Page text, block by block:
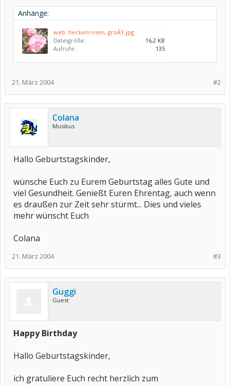
Anhänge:
web. heckenrosen, groÃŸ.jpg
Dateigröße:
16,2 KB
Aufrufe:
135
#2
21. März 2004
Colana
Musikus
Hallo Geburtstagskinder,
wünsche Euch zu Eurem Geburtstag alles Gute und
viel Gesundheit. Genießt Euren Ehrentag, auch wenn
es draußen zur Zeit sehr stürmt... Dies und vieles
mehr wünscht Euch
Colana
#3
21. März 2004
Guggi
Guest
Happy Birthday
Hallo Geburtstagskinder,
ich gratuliere Euch recht herzlich zum